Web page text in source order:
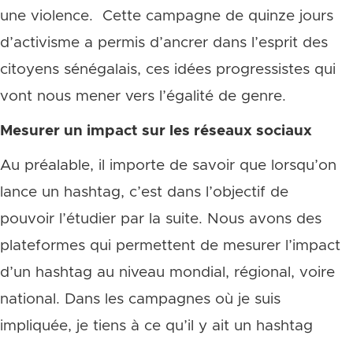
une violence. Cette campagne de quinze jours
d’activisme a permis d’ancrer dans l’esprit des
citoyens sénégalais, ces idées progressistes qui
vont nous mener vers l’égalité de genre.
Mesurer un impact sur les réseaux sociaux
Au préalable, il importe de savoir que lorsqu’on
lance un hashtag, c’est dans l’objectif de
pouvoir l’étudier par la suite. Nous avons des
plateformes qui permettent de mesurer l’impact
d’un hashtag au niveau mondial, régional, voire
national. Dans les campagnes où je suis
impliquée, je tiens à ce qu’il y ait un hashtag